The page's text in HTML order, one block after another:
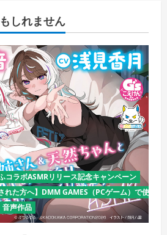
しれません
コラボASMRリリース記念キャンペーン
れた方へ】DMM GAMES（PCゲーム）で使え
音声作品